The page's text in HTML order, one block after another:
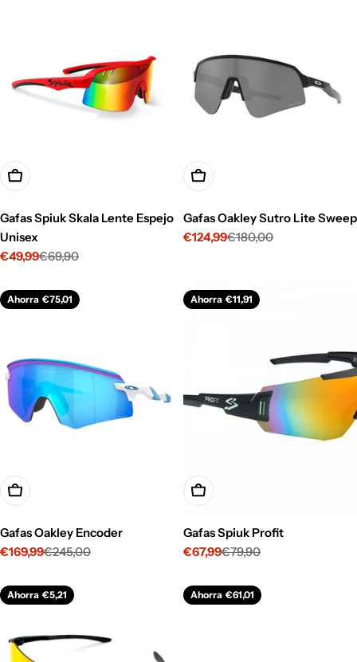
Opciones
Gafas Spiuk Skala Lente Espejo
Unisex
Precio
venta
€49,99
Precio€69,90
Añadir A La Cesta
Gafas Oakley Sutro Lite Sweep
Precio
€124,99
Precio €180,00
Ahorra €75,01
Opciones
Gafas Oakley Encoder
Precio
venta
€169,99
Precio €245,00
Ahorra €11,91
Opciones
Gafas Spiuk Profit
Precio
venta
€67,99
Precio€79,90
Ahorra €5,21 Ahorra €61,01